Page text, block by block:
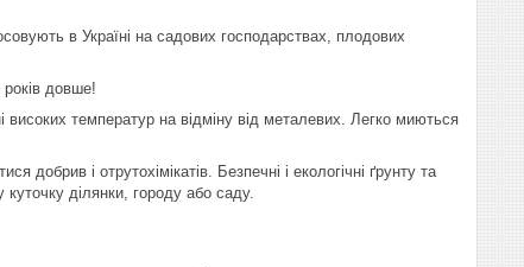
в Україні на садових господарствах, плодових
довше!
високих температур на відміну від металевих. Легко миються
і отрутохімікатів. Безпечні і екологічні ґрунту та
ділянки, городу або саду.